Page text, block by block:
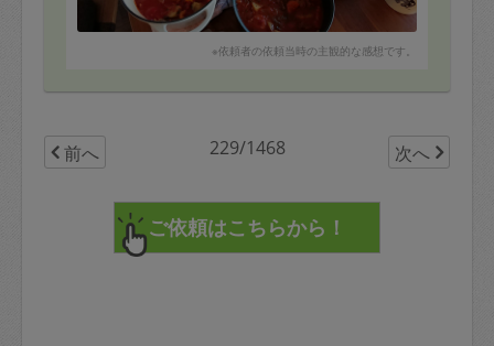
※依頼者の依頼当時の主観的な感想です。
前へ 229/1468 次へ